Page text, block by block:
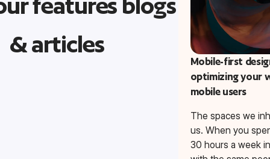
& articles
BUSINESS
Mobile-first
optimizing your
mobile users
The spaces we
us. When you
30 hours a week